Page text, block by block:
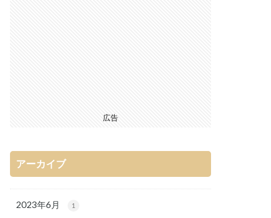
広告
アーカイブ
2023年6月 1